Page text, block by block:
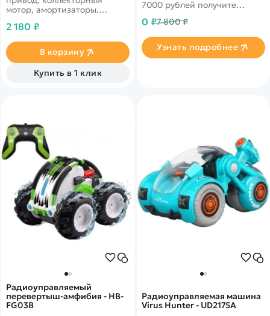
7000 рублей получите
нашего партнера
0 ₽7 800 ₽
Узнать подробнее
мотор, амортизаторы.
заезда 20 минут, дальность
2 180 ₽
В корзину
Купить в 1 клик
Радиоуправляемый
перевертыш-амфибия - HB-
FG03B
Радиоуправляемая машина
Virus Hunter - UD2175A